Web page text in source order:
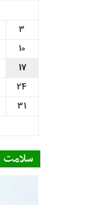
3
10
17
24
31
سلامت